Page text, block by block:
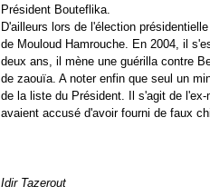
Président Bouteflika.
D'ailleurs lors de l'élection
de Mouloud Hamrouche. En 2004, il
deux ans, il mène une guérilla contre
de zaouïa. A noter enfin que seul un
de la liste du Président. Il s'agit de
avaient accusé d'avoir fourni de faux
Idir Tazerout